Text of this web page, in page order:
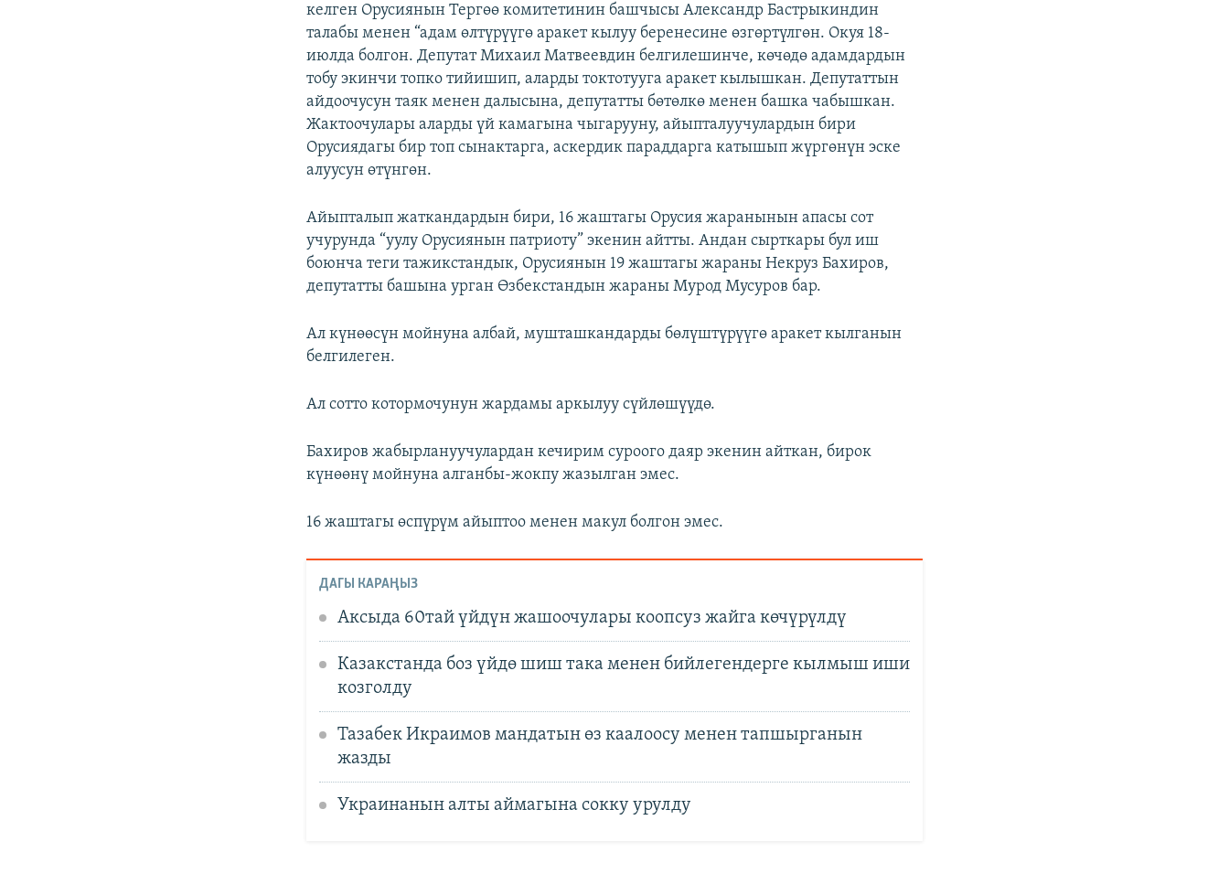
келген Орусиянын Тергөө комитетинин башчысы Александр Бастрыкиндин
талабы менен “адам өлтүрүүгө аракет кылуу беренесине өзгөртүлгөн. Окуя 18-
июлда болгон. Депутат Михаил Матвеевдин белгилешинче, көчөдө адамдардын
тобу экинчи топко тийишип, аларды токтотууга аракет кылышкан. Депутаттын
айдоочусун таяк менен далысына, депутатты бөтөлкө менен башка чабышкан.
Жактоочулары аларды үй камагына чыгарууну, айыпталуучулардын бири
Орусиядагы бир топ сынактарга, аскердик параддарга катышып жүргөнүн эске
алуусун өтүнгөн.
Айыпталып жаткандардын бири, 16 жаштагы Орусия жаранынын апасы сот
учурунда “уулу Орусиянын патриоту” экенин айтты. Андан сырткары бул иш
боюнча теги тажикстандык, Орусиянын 19 жаштагы жараны Некруз Бахиров,
депутатты башына урган Өзбекстандын жараны Мурод Мусуров бар.
Ал күнөөсүн мойнуна албай, мушташкандарды бөлүштүрүүгө аракет кылганын
белгилеген.
Ал сотто котормочунун жардамы аркылуу сүйлөшүүдө.
Бахиров жабырлануучулардан кечирим суроого даяр экенин айткан, бирок
күнөөнү мойнуна алганбы-жокпу жазылган эмес.
16 жаштагы өспүрүм айыптоо менен макул болгон эмес.
ДАГЫ КАРАҢЫЗ
Аксыда 60тай үйдүн жашоочулары коопсуз жайга көчүрүлдү
Казакстанда боз үйдө шиш така менен бийлегендерге кылмыш иши
козголду
Тазабек Икраимов мандатын өз каалоосу менен тапшырганын
жазды
Украинанын алты аймагына сокку урулду